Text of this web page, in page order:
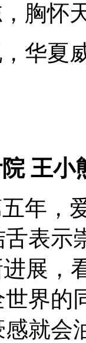
胸怀
华夏
王小
年，
表示
展，
界的
就会